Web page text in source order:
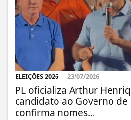
ELEIÇÕES 2026 23/07/2026
PL oficializa Arthur
candidato ao Governo de
confirma nomes...